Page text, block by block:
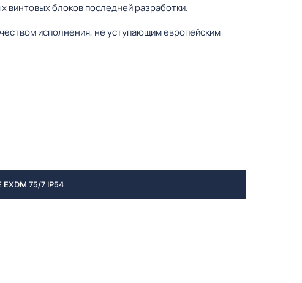
винтовых блоков последней разработки.
исполнения, не уступающим европейским
75/7 IP54